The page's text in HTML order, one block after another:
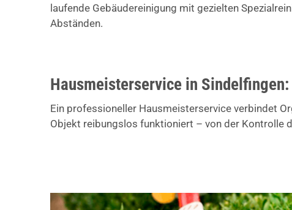
laufende Gebäudereinigung mit gezielten
Abständen.
Hausmeisterservice in
Ein professioneller Hausmeisterservice verbindet
Objekt reibungslos funktioniert – von der Kontrolle